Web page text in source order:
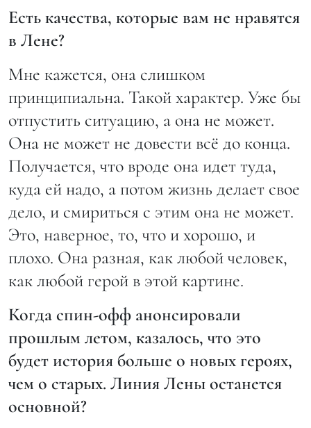
Есть качества, которые вам не нравятся
в Лене?
Мне кажется, она слишком
принципиальна. Такой характер. Уже бы
отпустить ситуацию, а она не может.
Она не может не довести всё до конца.
Получается, что вроде она идет туда,
куда ей надо, а потом жизнь делает свое
дело, и смириться с этим она не может.
Это, наверное, то, что и хорошо, и
плохо. Она разная, как любой человек,
как любой герой в этой картине.
Когда спин-офф анонсировали
прошлым летом, казалось, что это
будет история больше о новых героях,
чем о старых. Линия Лены останется
основной?